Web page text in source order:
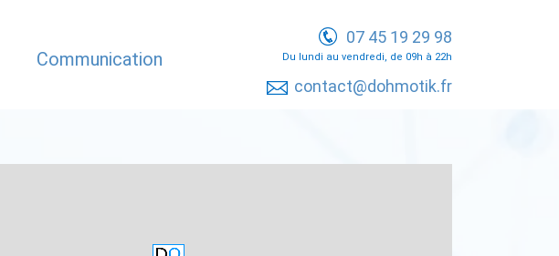
Communication
07 45 19 29 98
Du lundi au vendredi, de 09h à 22h
contact@dohmotik.fr